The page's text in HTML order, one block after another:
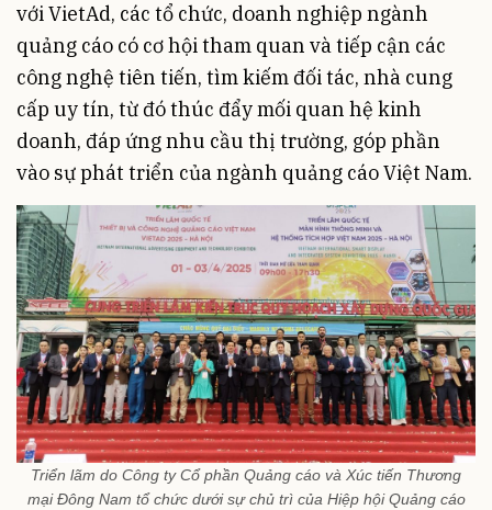
với VietAd, các tổ chức, doanh nghiệp ngành
quảng cáo có cơ hội tham quan và tiếp cận các
công nghệ tiên tiến, tìm kiếm đối tác, nhà cung
cấp uy tín, từ đó thúc đẩy mối quan hệ kinh
doanh, đáp ứng nhu cầu thị trường, góp phần
vào sự phát triển của ngành quảng cáo Việt Nam.
Triển lãm do Công ty Cổ phần Quảng cáo và Xúc tiến Thương
mại Đông Nam tổ chức dưới sự chủ trì của Hiệp hội Quảng cáo